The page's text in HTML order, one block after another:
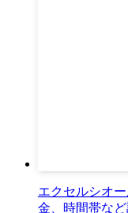
エクセルシオ
金、時間帯など